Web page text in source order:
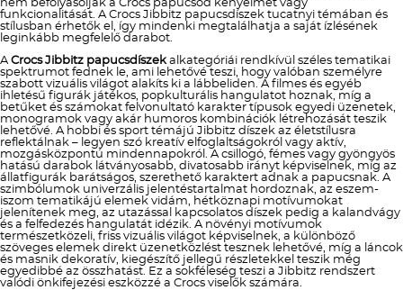
nem befolyásolják a Crocs papucsod kényelmét vagy
funkcionalitását. A Crocs Jibbitz papucsdíszek tucatnyi témában és
stílusban érhetők el, így mindenki megtalálhatja a saját ízlésének
leginkább megfelelő darabot.
ACrocs Jibbitz papucsdíszekalkategóriái rendkívül széles tematikai
spektrumot fednek le, ami lehetővé teszi, hogy valóban személyre
szabott vizuális világot alakíts ki a lábbeliden. A filmes és egyéb
ihletésű figurák játékos, popkulturális hangulatot hoznak, míg a
betűket és számokat felvonultató karakter típusok egyedi üzenetek,
monogramok vagy akár humoros kombinációk létrehozását teszik
lehetővé. A hobbi és sport témájú Jibbitz díszek az életstílusra
reflektálnak – legyen szó kreatív elfoglaltságokról vagy aktív,
mozgásközpontú mindennapokról. A csillogó, fémes vagy gyöngyös
hatású darabok látványosabb, divatosabb irányt képviselnek, míg az
állatfigurák barátságos, szerethető karaktert adnak a papucsnak. A
szimbólumok univerzális jelentéstartalmat hordoznak, az eszem-
iszom tematikájú elemek vidám, hétköznapi motívumokat
jelenítenek meg, az utazással kapcsolatos díszek pedig a kalandvágy
és a felfedezés hangulatát idézik. A növényi motívumok
természetközeli, friss vizuális világot képviselnek, a különböző
szöveges elemek direkt üzenetközlést tesznek lehetővé, míg a láncok
és masnik dekoratív, kiegészítő jellegű részletekkel teszik még
egyedibbé az összhatást. Ez a sokféleség teszi a Jibbitz rendszert
valódi önkifejezési eszközzé a Crocs viselők számára.